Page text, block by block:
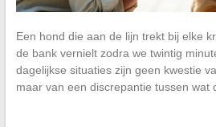
Een hond die aan de lijn trekt bij elke
de bank vernielt zodra we twintig
dagelijkse situaties zijn geen kwestie
maar van een discrepantie tussen wat